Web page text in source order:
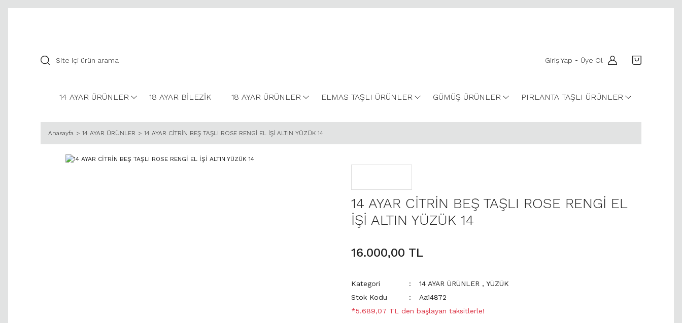
Giriş Yap - Üye Ol
14 AYAR ÜRÜNLER 18 AYAR BİLEZİK 18 AYAR ÜRÜNLER ELMAS TAŞLI ÜRÜNLER GÜMÜŞ ÜRÜNLER PIRLANTA TAŞLI ÜRÜNLER
Anasayfa 14 AYAR ÜRÜNLER 14 AYAR CİTRİN BEŞ TAŞLI ROSE RENGİ EL İŞİ ALTIN YÜZÜK 14
14 AYAR CİTRİN BEŞ TAŞLI ROSE RENGİ EL
İŞİ ALTIN YÜZÜK 14
16.000,00 TL
Kategori 14 AYAR ÜRÜNLER ,YÜZÜK
Stok Kodu
Aa14872
*5.689,07 TL den başlayan taksitlerle!